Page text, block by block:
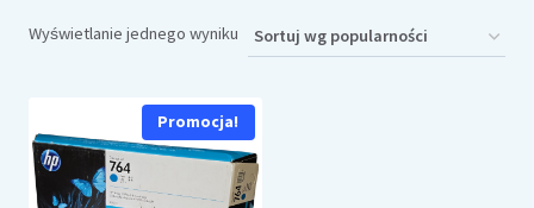
Wyświetlanie jednego wyniku
Promocja!